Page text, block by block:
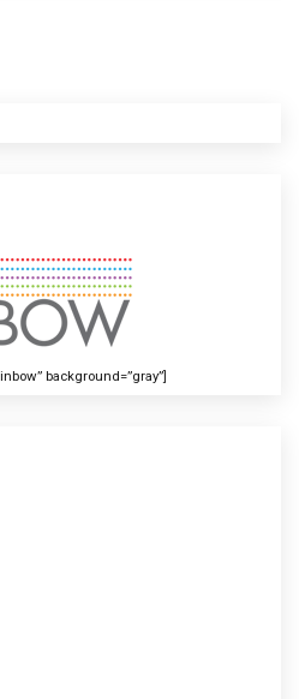
background=”gray”]